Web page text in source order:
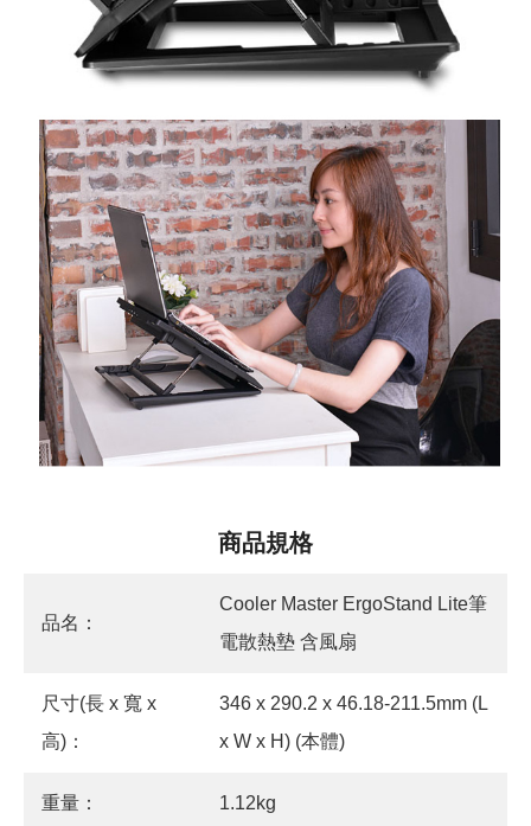
商品規格
品名：
Cooler Master ErgoStand Lite筆
電散熱墊 含風扇
尺寸(長 x 寬 x
高)：
346 x 290.2 x 46.18-211.5mm (L
x W x H) (本體)
重量： 1.12kg